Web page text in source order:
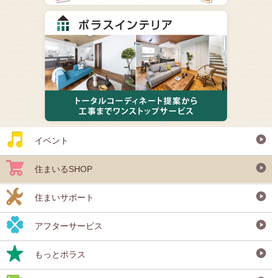
イベント
住まいるSHOP
住まいサポート
アフターサービス
もっとポラス